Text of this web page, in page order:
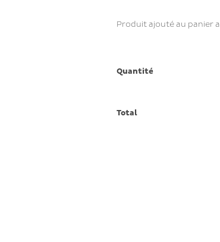
Produit ajouté au panier
Quantité
Total